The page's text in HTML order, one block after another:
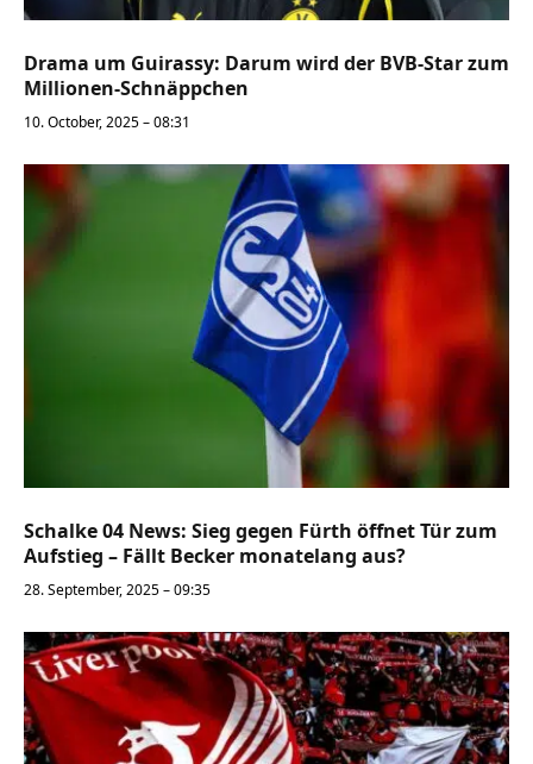
Drama um Guirassy: Darum wird der BVB-Star zum
Millionen-Schnäppchen
10. October, 2025 – 08:31
Schalke 04 News: Sieg gegen Fürth öffnet Tür zum
Aufstieg – Fällt Becker monatelang aus?
28. September, 2025 – 09:35